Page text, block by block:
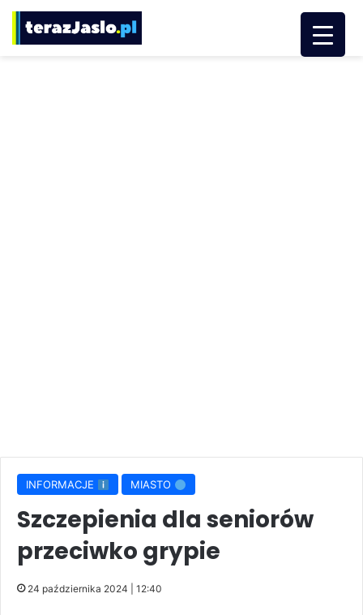
INFORMACJE MIASTO
Szczepienia dla seniorów
przeciwko grypie
24 października 2024 | 12:40